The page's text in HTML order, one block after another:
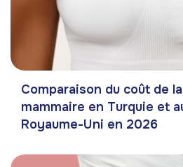
Comparaison du coût de
mammaire en Turquie et
Royaume-Uni en 2026